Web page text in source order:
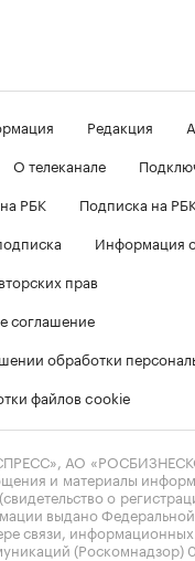
Редакция
О телеканале
РБК
Подписка на
Информация
прав
соглашение
обработки
файлов cookie
АО
и материалы
о
выдано
связи,
(Роскомнадзор)